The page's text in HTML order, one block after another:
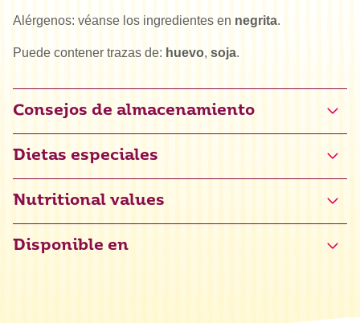
Alérgenos: véanse los ingredientes en negrita.
Puede contener trazas de: huevo, soja.
Consejos de almacenamiento
Dietas especiales
Halal
Certificado sin gluten (NL-090-070)
Nutritional values
Disponible en